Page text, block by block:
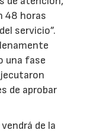
48 horas
servicio”.
una fase
de aprobar
de la